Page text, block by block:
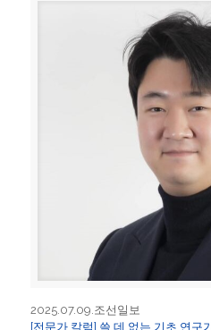
2025.07.09.조선일보
[전문가 칼럼] 쓸 데 없는 기초 연구